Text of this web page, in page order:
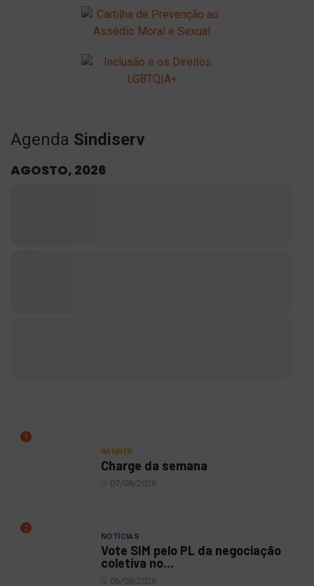
Agenda Sindiserv
AGOSTO, 2026
1
BANNER
Charge da semana
07/08/2026
2
NOTÍCIAS
Vote SIM pelo PL da negociação
coletiva no...
06/08/2026